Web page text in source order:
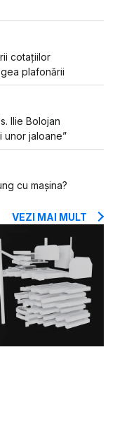
cotațiilor
plafonării
Ilie Bolojan
unor jaloane”
cu mașina?
VEZI MAI MULT